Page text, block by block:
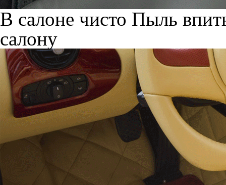
В салоне чисто Пыль
салону